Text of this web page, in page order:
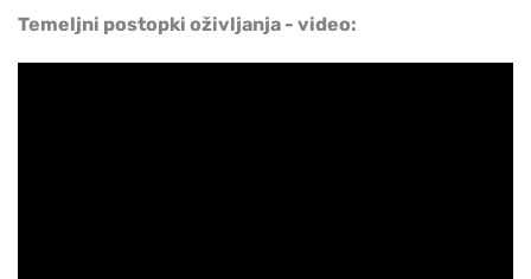
Temeljni postopki oživljanja - video: